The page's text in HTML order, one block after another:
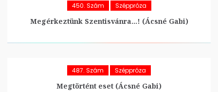
450. Szám Széppróza
Megérkeztünk Szentisvánra…! (Ácsné Gabi)
487. Szám Széppróza
Megtörtént eset (Ácsné Gabi)